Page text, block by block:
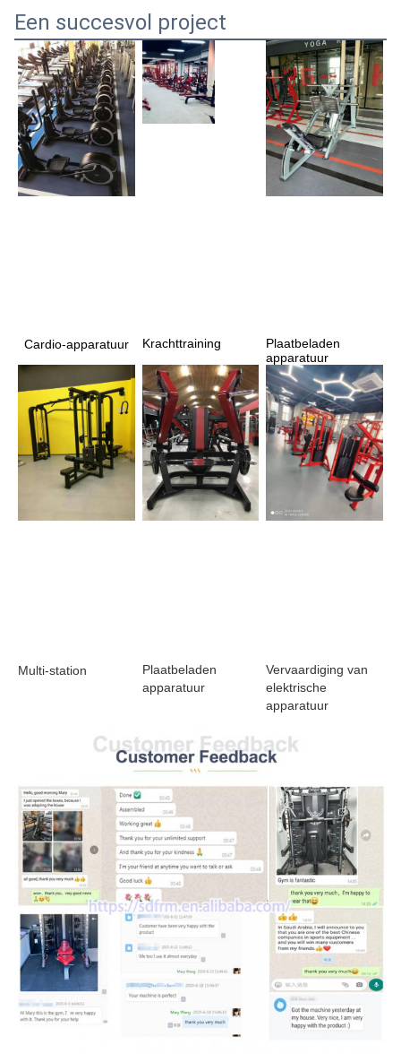
Een succesvol project
Cardio-apparatuur Krachttraining
Plaatbeladen
apparatuur
Multi-station
Plaatbeladen
apparatuur
Vervaardiging van
elektrische
apparatuur